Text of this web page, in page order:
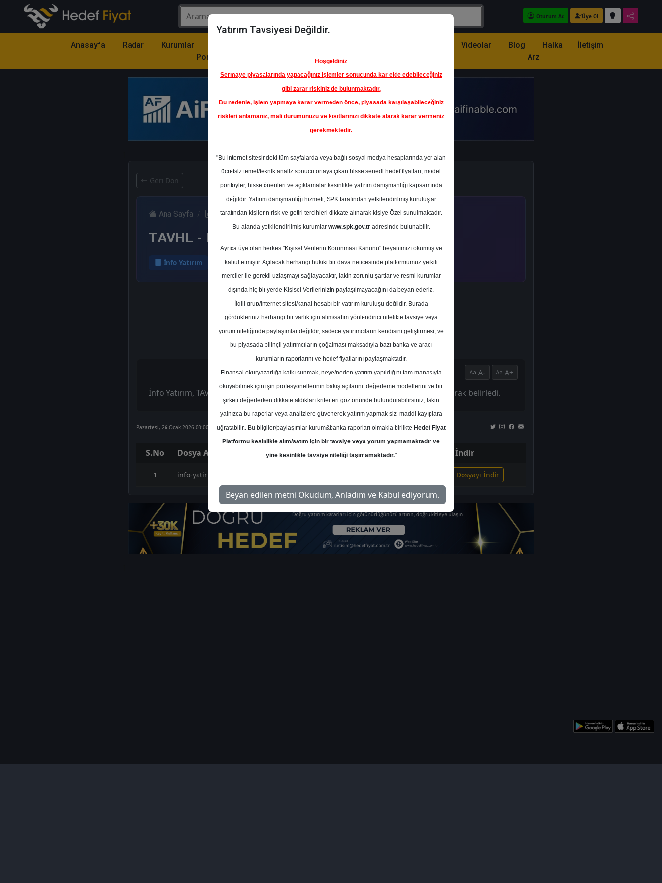
Oturum Aç Üye Ol
Anasayfa Radar Kurumlar
Model
Portföy
Hisse
Öne
Çıkanlar
Raporlar Partnerlerimiz Videolar Blog
Halka
Arz
İletişim
Geri Dön
Ana Sayfa Raporlar İnfo Yatırım Rapor Detay
TAVHL - Hedef Fiyat
İnfo Yatırım 26 Ocak 2026
A- A+
İnfo Yatırım, TAVHL-TAV Havalimanları için tavsiyesini 487,5 TL hedef fiyat ile 'AL' olarak belirledi.
Pazartesi, 26 Ocak 2026 00:00
S.No Dosya Adı İndir
1 info-yatirim-tav-havalimanlari-hedef-fiyat-2026 İlgili Dosyayı İndir
Yatırım Tavsiyesi Değildir.
Hoşgeldiniz
Sermaye piyasalarında yapacağınız işlemler sonucunda kar elde edebileceğiniz
gibi zarar riskiniz de bulunmaktadır.
Bu nedenle, işlem yapmaya karar vermeden önce, piyasada karşılaşabileceğiniz
riskleri anlamanız, mali durumunuzu ve kısıtlarınızı dikkate alarak karar vermeniz
gerekmektedir.
"Bu internet sitesindeki tüm sayfalarda veya bağlı sosyal medya hesaplarında yer alan
ücretsiz temel/teknik analiz sonucu ortaya çıkan hisse senedi hedef fiyatları, model
portföyler, hisse önerileri ve açıklamalar kesinlikle yatırım danışmanlığı kapsamında
değildir. Yatırım danışmanlığı hizmeti, SPK tarafından yetkilendirilmiş kuruluşlar
tarafından kişilerin risk ve getiri tercihleri dikkate alınarak kişiye Özel sunulmaktadır.
Bu alanda yetkilendirilmiş kurumlar www.spk.gov.tradresinde bulunabilir.
Ayrıca üye olan herkes "Kişisel Verilerin Korunması Kanunu" beyanımızı okumuş ve
kabul etmiştir. Açılacak herhangi hukiki bir dava neticesinde platformumuz yetkili
merciler ile gerekli uzlaşmayı sağlayacaktır, lakin zorunlu şartlar ve resmi kurumlar
dışında hiç bir yerde Kişisel Verilerinizin paylaşılmayacağını da beyan ederiz.
İlgili grup/internet sitesi/kanal hesabı bir yatırım kuruluşu değildir. Burada
gördükleriniz herhangi bir varlık için alım/satım yönlendirici nitelikte tavsiye veya
yorum niteliğinde paylaşımlar değildir, sadece yatırımcıların kendisini geliştirmesi, ve
bu piyasada bilinçli yatırımcıların çoğalması maksadıyla bazı banka ve aracı
kurumların raporlarını ve hedef fiyatlarını paylaşmaktadır.
Finansal okuryazarlığa katkı sunmak, neye/neden yatırım yapıldığını tam manasıyla
okuyabilmek için işin profesyonellerinin bakış açılarını, değerleme modellerini ve bir
şirketi değerlerken dikkate aldıkları kriterleri göz önünde bulundurabilirsiniz, lakin
yalnızca bu raporlar veya analizlere güvenerek yatırım yapmak sizi maddi kayıplara
uğratabilir.. Bu bilgiler/paylaşımlar kurum&banka raporları olmakla birlikte Hedef Fiyat
Platformu kesinlikle alım/satım için bir tavsiye veya yorum yapmamaktadır ve
yine kesinlikle tavsiye niteliği taşımamaktadır."
Beyan edilen metni Okudum, Anladım ve Kabul ediyorum.